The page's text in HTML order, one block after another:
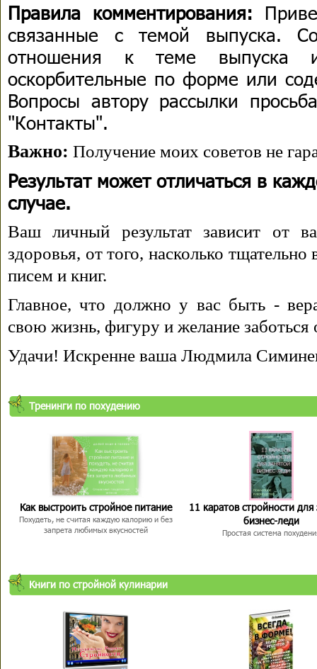
Правила комментирования:
связанные с темой выпуска.
отношения к теме выпуска
оскорбительные по форме или
Вопросы автору рассылки
"Контакты".
Важно: Получение моих советов не
Результат может отличаться в
случае.
Ваш личный результат зависит от
здоровья, от того, насколько
писем и книг.
Главное, что должно у вас быть -
свою жизнь, фигуру и желание заботься
Удачи! Искренне ваша Людмила
Тренинги по похудению
Как выстроить стройное питание
Похудеть, не считая каждую калорию и без
запрета любимых вкусностей
11 каратов стройности для
бизнес-леди
Простая система
Книги по стройной кулинарии